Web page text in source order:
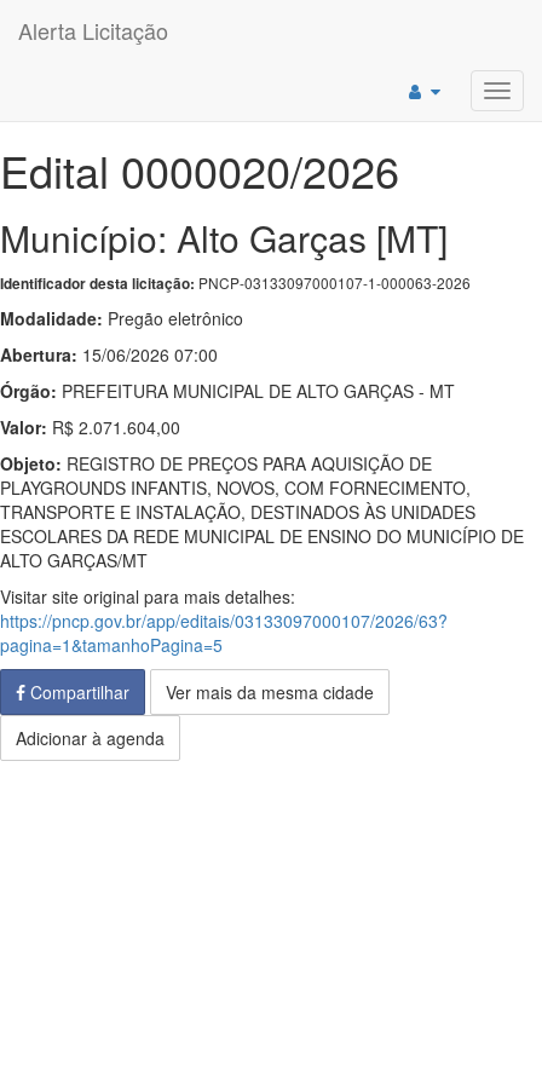
Alerta Licitação
Edital 0000020/2026
Município: Alto Garças [MT]
Identificador desta licitação: PNCP-03133097000107-1-000063-2026
Modalidade: Pregão eletrônico
Abertura: 15/06/2026 07:00
Órgão: PREFEITURA MUNICIPAL DE ALTO GARÇAS - MT
Valor: R$ 2.071.604,00
Objeto: REGISTRO DE PREÇOS PARA AQUISIÇÃO DE
PLAYGROUNDS INFANTIS, NOVOS, COM FORNECIMENTO,
TRANSPORTE E INSTALAÇÃO, DESTINADOS ÀS UNIDADES
ESCOLARES DA REDE MUNICIPAL DE ENSINO DO MUNICÍPIO DE
ALTO GARÇAS/MT
Visitar site original para mais detalhes:
https://pncp.gov.br/app/editais/03133097000107/2026/63?
pagina=1&tamanhoPagina=5
Compartilhar
Ver mais da mesma cidade
Adicionar à agenda